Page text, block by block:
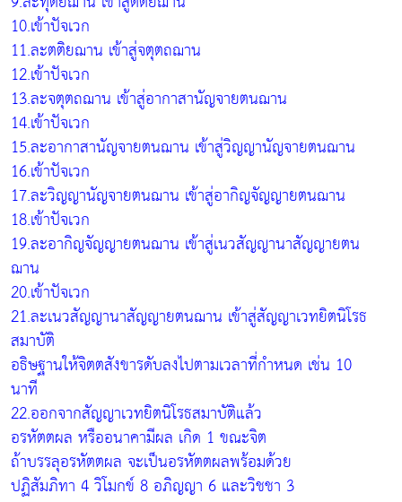
10.เข้าปัจเวก
11.ละตติยฌาน เข้าสู่จตุตถฌาน
12.เข้าปัจเวก
13.ละจตุตถฌาน เข้าสู่อากาสานัญจายตนฌาน
14.เข้าปัจเวก
15.ละอากาสานัญจายตนฌาน เข้าสู่วิญญานัญจายตนฌาน
16.เข้าปัจเวก
17.ละวิญญานัญจายตนฌาน เข้าสู่อากิญจัญญายตนฌาน
18.เข้าปัจเวก
19.ละอากิญจัญญายตนฌาน เข้าสู่เนวสัญญานาสัญญายตน
ฌาน
20.เข้าปัจเวก
21.ละเนวสัญญานาสัญญายตนฌาน เข้าสู่สัญญาเวทยิตนิโรธ
สมาบัติ
อธิษฐานให้จิตตสังขารดับลงไปตามเวลาที่กำหนด เช่น 10
นาที
22.ออกจากสัญญาเวทยิตนิโรธสมาบัติแล้ว
อรหัตตผล หรืออนาคามีผล เกิด 1 ขณะจิต
ถ้าบรรลุอรหัตตผล จะเป็นอรหัตตผลพร้อมด้วย
ปฏิสัมภิทา 4 วิโมกข์ 8 อภิญญา 6 และวิชชา 3